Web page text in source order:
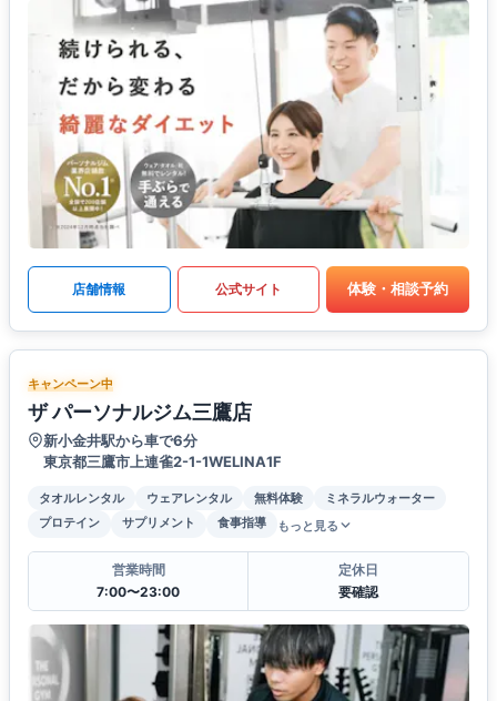
店舗情報 公式サイト 体験・相談予約
キャンペーン中
ザ パーソナルジム三鷹店
新小金井駅から車で6分
東京都三鷹市上連雀2-1-1WELINA1F
タオルレンタル ウェアレンタル 無料体験
ミネラルウォーター
プロテイン
サプリメント 食事指導 もっと見る
営業時間
7:00〜23:00
定休日
要確認